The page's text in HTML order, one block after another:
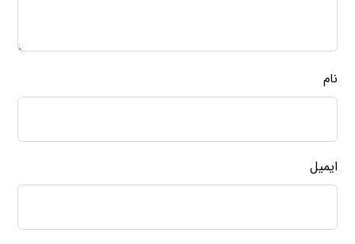
نام
ایمیل